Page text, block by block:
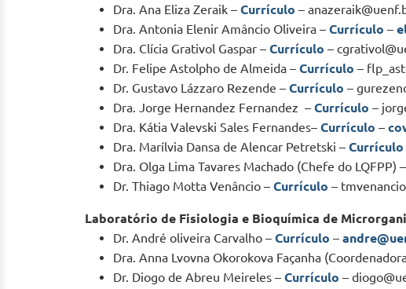
Dra. Ana Eliza Zeraik – Currículo –
Dra. Antonia Elenir Amâncio Oliveira – Currículo –
Dra. Clícia Grativol Gaspar – Currículo –
Dr. Felipe Astolpho de Almeida – Currículo –
Dr. Gustavo Lázzaro Rezende – Currículo –
Dra. Jorge Hernandez Fernandez – Currículo –
Dra. Kátia Valevski Sales Fernandes– Currículo –
Dra. Marílvia Dansa de Alencar Petretski – Currículo
Dra. Olga Lima Tavares Machado (Chefe do LQFPP) –
Dr. Thiago Motta Venâncio – Currículo –
Laboratório de Fisiologia e Bioquímica de
Dr. André oliveira Carvalho – Currículo –
Dra. Anna Lvovna Okorokova Façanha
Dr. Diogo de Abreu Meireles – Currículo –